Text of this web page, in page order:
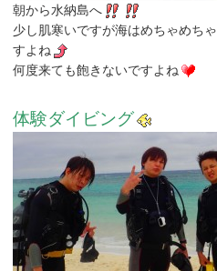
朝から水納島へ
少し肌寒いですが海はめちゃめち
すよね
何度来ても飽きないですよね
体験ダイビング